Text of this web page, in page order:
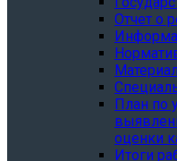
Отчет о
План по
оценки
Итоги